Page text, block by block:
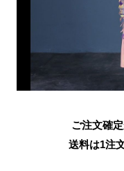
ご注文確
送料は1注